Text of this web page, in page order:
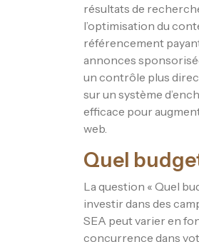
résultats de
l’optimisation du
référencement
annonces
un contrôle plus
sur un système
efficace pour
web.
Quel
La question « Quel
investir dans des
SEA peut varier en
concurrence dans